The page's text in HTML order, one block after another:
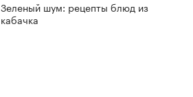
Зеленый шум: рецепты блюд из
кабачка